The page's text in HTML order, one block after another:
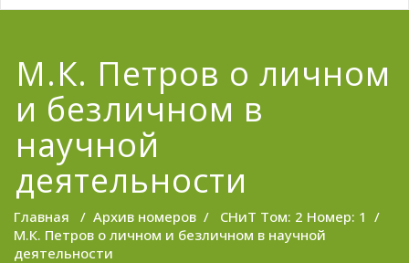
М.К. Петров о личном
и безличном в
научной
деятельности
Главная / Архив номеров / СНиТ Том: 2 Номер: 1 /
М.К. Петров о личном и безличном в научной
деятельности